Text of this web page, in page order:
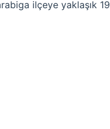
ilçeye yaklaşık 19